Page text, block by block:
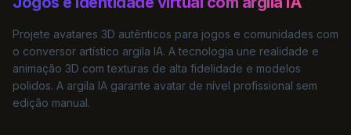
Projete avatares 3D autênticos para jogos e comunidades com
o conversor artístico argila IA. A tecnologia une realidade e
animação 3D com texturas de alta fidelidade e modelos
polidos. A argila IA garante avatar de nível profissional sem
edição manual.